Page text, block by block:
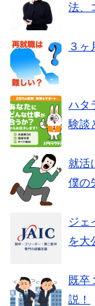
法、
３ヶ
ハタ
験談
就活
僕の
ジェ
を大
既卒
説！